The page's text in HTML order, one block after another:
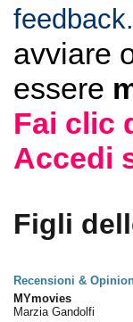
feedback.
avviare
essere
Fai clic
Accedi
Figli
Recensioni &
MYmovies
Marzia Gandolfi